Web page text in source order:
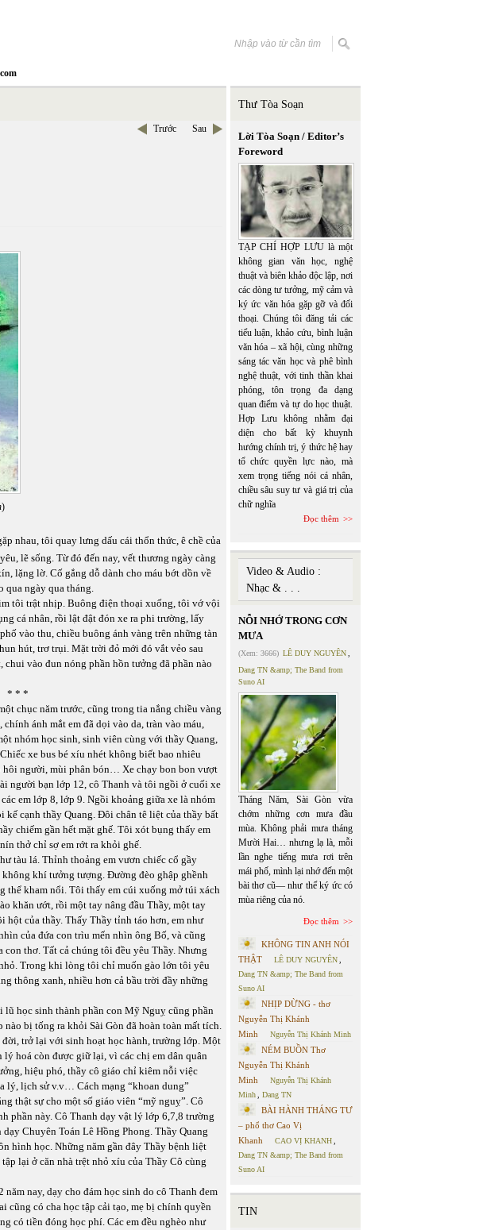
Trước Sau
)
nhau, tôi quay lưng dấu cái thổn thức, ê chề của
lẽ sống. Từ đó đến nay, vết thương ngày càng
lặng lờ. Cố gắng dỗ dành cho máu bớt dồn về
qua ngày qua tháng.
tôi trật nhịp. Buông điện thoại xuống, tôi vớ vội
cá nhân, rồi lật đật đón xe ra phi trường, lấy
vào thu, chiều buông ánh vàng trên những tàn
hút, trơ trụi. Mặt trời đỏ mới đó vắt vẻo sau
vào đun nóng phần hồn tưởng đã phần nào
* * *
chục năm trước, cũng trong tia nắng chiều vàng
ánh mắt em đã dọi vào da, tràn vào máu,
nhóm học sinh, sinh viên cùng với thầy Quang,
xe bus bé xíu nhét không biết bao nhiêu
hôi người, mùi phân bón… Xe chạy bon bon vượt
người bạn lớp 12, cô Thanh và tôi ngồi ở cuối xe
em lớp 8, lớp 9. Ngồi khoảng giữa xe là nhóm
kế cạnh thầy Quang. Đôi chân tê liệt của thầy bất
chiếm gần hết mặt ghế. Tôi xót bụng thấy em
thở chỉ sợ em rớt ra khỏi ghế.
tàu lá. Thỉnh thoảng em vươn chiếc cổ gầy
khí tưởng tượng. Đường đèo ghập ghềnh
thể kham nổi. Tôi thấy em cúi xuống mở túi xách
khăn ướt, rồi một tay nâng đầu Thầy, một tay
hột của thầy. Thấy Thầy tỉnh táo hơn, em như
của đứa con trìu mến nhìn ông Bố, và cũng
con thơ. Tất cả chúng tôi đều yêu Thầy. Nhưng
Trong khi lòng tôi chỉ muốn gào lớn tôi yêu
thông xanh, nhiều hơn cả bầu trời đầy những
lũ học sinh thành phần con Mỹ Nguỵ cũng phần
bị tống ra khỏi Sài Gòn đã hoàn toàn mất tích.
trở lại với sinh hoạt học hành, trường lớp. Một
hoá còn được giữ lại, vì các chị em dân quân
hiệu phó, thầy cô giáo chỉ kiêm nỗi việc
lý, lịch sử v.v… Cách mạng “khoan dung”
thật sự cho một số giáo viên “mỹ nguỵ”. Cô
phần này. Cô Thanh dạy vật lý lớp 6,7,8 trường
Chuyên Toán Lê Hồng Phong. Thầy Quang
hình học. Những năm gần đây Thầy bệnh liệt
lại ở căn nhà trệt nhỏ xíu của Thầy Cô cùng
nay, dạy cho đám học sinh do cô Thanh đem
cũng có cha học tập cải tạo, mẹ bị chính quyền
có tiền đóng học phí. Các em đều nghèo như
Thư Tòa Soạn
Lời Tòa Soạn / Editor’s
Foreword
TẠP CHÍ HỢP LƯU là một
không gian văn học, nghệ
thuật và biên khảo độc lập, nơi
các dòng tư tưởng, mỹ cảm và
ký ức văn hóa gặp gỡ và đối
thoại. Chúng tôi đăng tải các
tiểu luận, khảo cứu, bình luận
văn hóa – xã hội, cùng những
sáng tác văn học và phê bình
nghệ thuật, với tinh thần khai
phóng, tôn trọng đa dạng
quan điểm và tự do học thuật.
Hợp Lưu không nhằm đại
diện cho bất kỳ khuynh
hướng chính trị, ý thức hệ hay
tổ chức quyền lực nào, mà
xem trọng tiếng nói cá nhân,
chiều sâu suy tư và giá trị của
chữ nghĩa
Đọc thêm
Video & Audio :
Nhạc & . . .
NỖI NHỚ TRONG CƠN
MƯA
(Xem: 3666) LÊ DUY NGUYÊN
Dang TN &amp; The Band from
Suno AI
Tháng Năm, Sài Gòn vừa
chớm những cơn mưa đầu
mùa. Không phải mưa tháng
Mười Hai… nhưng lạ là, mỗi
lần nghe tiếng mưa rơi trên
mái phố, mình lại nhớ đến một
bài thơ cũ— như thể ký ức có
mùa riêng của nó.
Đọc thêm
KHÔNG TIN ANH NÓI
THẬT
LÊ DUY NGUYÊN
Dang TN &amp; The Band from
Suno AI
NHỊP DỪNG - thơ
Nguyễn Thị Khánh
Minh
Nguyễn Thị Khánh Minh
NÉM BUỒN Thơ
Nguyễn Thị Khánh
Minh
Nguyễn Thị Khánh
Minh
Dang TN
BÀI HÀNH THÁNG TƯ
– phổ thơ Cao Vị
Khanh
CAO VỊ KHANH
Dang TN &amp; The Band from
Suno AI
TIN